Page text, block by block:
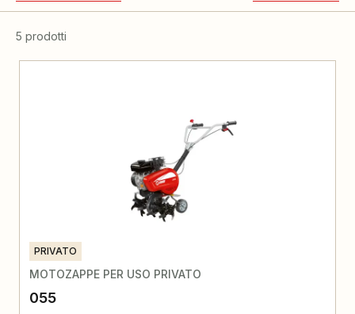
5 prodotti
PRIVATO
MOTOZAPPE PER USO PRIVATO
055